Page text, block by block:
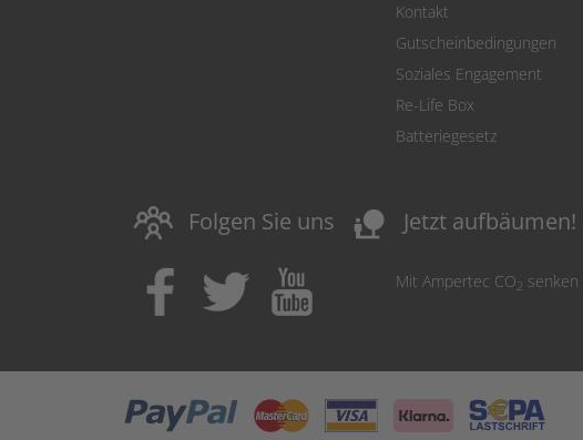
Kontakt
Gutscheinbedingungen
Soziales Engagement
Re-Life Box
Batteriegesetz
Folgen Sie uns nature_people Jetzt aufbäumen!
Mit Ampertec CO2 senken